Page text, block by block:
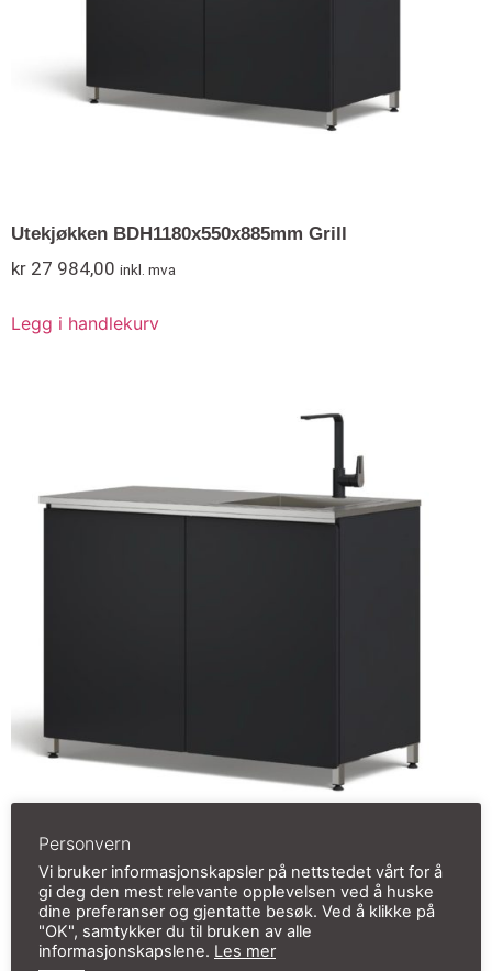
Utekjøkken BDH1180x550x885mm Grill
kr 27 984,00 inkl. mva
Legg i handlekurv
Utekjøkken BDH1180x550x885mm H.Vask
15 638,00 inkl. mva
Legg i handlekurv
Personvern
Vi bruker informasjonskapsler på nettstedet vårt for å
gi deg den mest relevante opplevelsen ved å huske
dine preferanser og gjentatte besøk. Ved å klikke på
"OK", samtykker du til bruken av alle
informasjonskapslene. Les mer